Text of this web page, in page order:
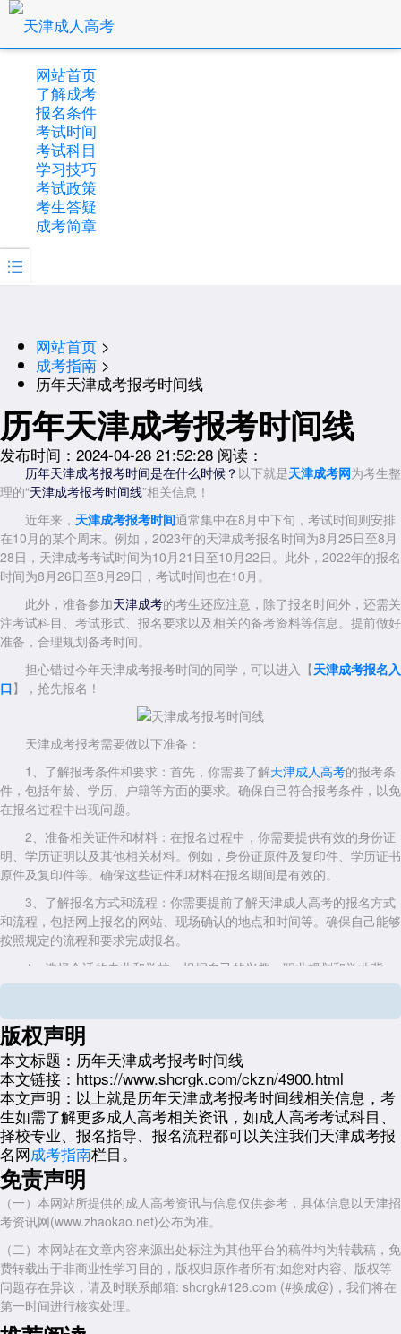
网站首页
了解成考
报名条件
考试时间
考试科目
学习技巧
考试政策
考生答疑
成考简章

网站首页 >
成考指南 >
历年天津成考报考时间线
历年天津成考报考时间线
发布时间：2024-04-28 21:52:28 阅读：
历年天津成考报考时间是在什么时候？ 以下就是天津成考网为考生整
理的“天津成考报考时间线”相关信息！
近年来， 天津成考报考时间通常集中在8月中下旬，考试时间则安排
在10月的某个周末。例如，2023年的天津成考报名时间为8月25日至8月
28日，天津成考考试时间为10月21日至10月22日。此外，2022年的报名
时间为8月26日至8月29日，考试时间也在10月。
此外，准备参加天津成考的考生还应注意，除了报名时间外，还需关
注考试科目、考试形式、报名要求以及相关的备考资料等信息。提前做好
准备，合理规划备考时间。
担心错过今年天津成考报考时间的同学，可以进入【天津成考报名入
口】，抢先报名！
天津成考报考需要做以下准备：
1、了解报考条件和要求：首先，你需要了解天津成人高考的报考条
件，包括年龄、学历、户籍等方面的要求。确保自己符合报考条件，以免
在报名过程中出现问题。
2、准备相关证件和材料：在报名过程中，你需要提供有效的身份证
明、学历证明以及其他相关材料。例如，身份证原件及复印件、学历证书
原件及复印件等。确保这些证件和材料在报名期间是有效的。
3、了解报名方式和流程：你需要提前了解天津成人高考的报名方式
和流程，包括网上报名的网站、现场确认的地点和时间等。确保自己能够
按照规定的流程和要求完成报名。
4、选择合适的专业和学校：根据自己的兴趣、职业规划和学业背
景，选择适合自己的专业和学校。可以参考往年的录取分数线、专业设
5、制定备考计划：成人高考的考试内容涵盖了多个学科，因此你需
要制定一个合理的备考计划，包括复习时间安排、科目重点、做题技巧
等。确保自己在考试前能够充分准备。
6、关注考试动态和信息：在备考期间，你需要关注天津市教育招生
考试院或相关机构发布的考试动态和信息，包括考试时间、地点、注意事
项等。确保自己能够及时获取最新的考试信息，避免错过任何重要的考试
节点。
综上所述，天津成考报考需要做多方面的准备，包括了解报考条件和
要求、准备相关证件和材料、了解报名方式和流程、选择合适的专业和学
校、制定备考计划以及关注考试动态和信息等。希望这些建议能够对你有
所帮助，祝你考试顺利!
展开全文
版权声明
本文标题： 历年天津成考报考时间线
本文链接： https://www.shcrgk.com/ckzn/4900.html
本文声明： 以上就是历年天津成考报考时间线相关信息，考
生如需了解更多成人高考相关资讯，如成人高考考试科目、
择校专业、报名指导、报名流程都可以关注我们天津成考报
名网成考指南栏目。
免责声明
（一）本网站所提供的成人高考资讯与信息仅供参考，具体信息以天津招
考资讯网(www.zhaokao.net)公布为准。
（二）本网站在文章内容来源出处标注为其他平台的稿件均为转载稿，免
费转载出于非商业性学习目的，版权归原作者所有;如您对内容、版权等
问题存在异议，请及时联系邮箱: shcrgk#126.com (#换成@)，我们将在
第一时间进行核实处理。